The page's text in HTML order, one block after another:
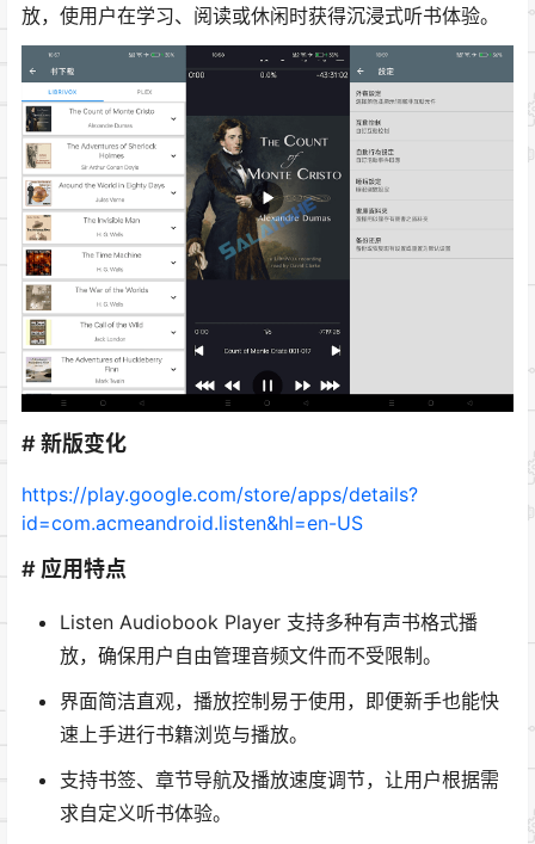
放，使用户在学习、阅读或休闲时获得沉浸式听书体验。
# 新版变化
https://play.google.com/store/apps/details?
id=com.acmeandroid.listen&hl=en-US
# 应用特点
Listen Audiobook Player 支持多种有声书格式播
放，确保用户自由管理音频文件而不受限制。
界面简洁直观，播放控制易于使用，即便新手也能快
速上手进行书籍浏览与播放。
支持书签、章节导航及播放速度调节，让用户根据需
求自定义听书体验。